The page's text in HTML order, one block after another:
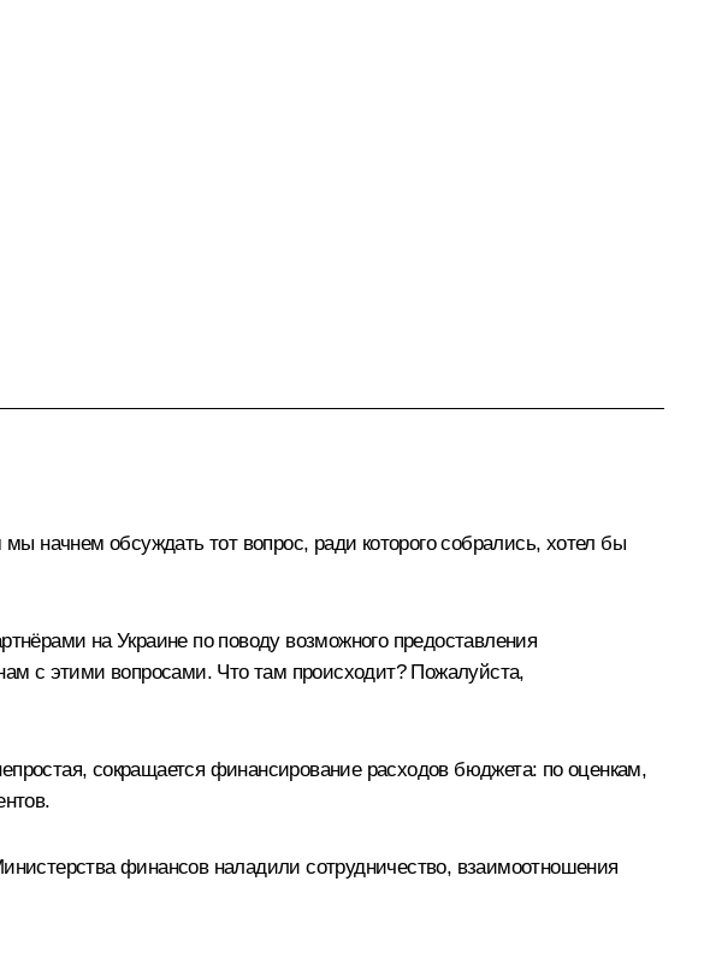
начнем обсуждать тот вопрос, ради которого собрались, хотел бы
на Украине по поводу возможного предоставления
с этими вопросами. Что там происходит? Пожалуйста,
сокращается финансирование расходов бюджета: по оценкам,
финансов наладили сотрудничество, взаимоотношения